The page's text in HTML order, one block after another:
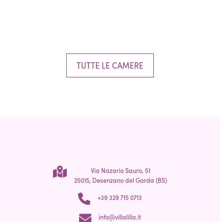
TUTTE LE CAMERE
Via Nazario Sauro, 51
25015, Desenzano del Garda (BS)
+39 329 715 0713
info@villalilla.it